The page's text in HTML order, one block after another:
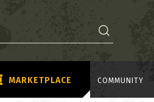
MARKETPLACE COMMUNITY